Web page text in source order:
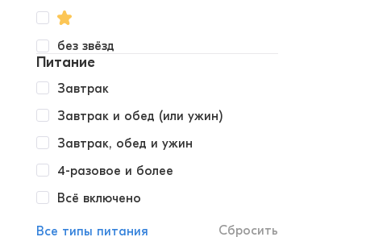
без звёзд
Питание
Завтрак
Завтрак и обед (или ужин)
Завтрак, обед и ужин
4-разовое и более
Всё включено
Все типы питания Сбросить